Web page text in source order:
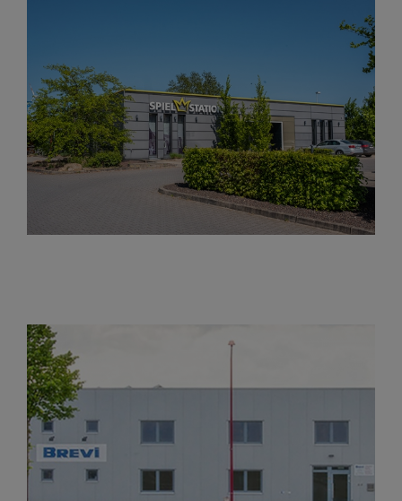
Entertainmentcenter Achim